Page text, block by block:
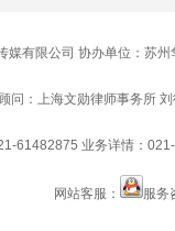
媒有限公司 协办单位：苏
问：上海文勋律师事务所
61482875 业务详情：
网站客服： 服务